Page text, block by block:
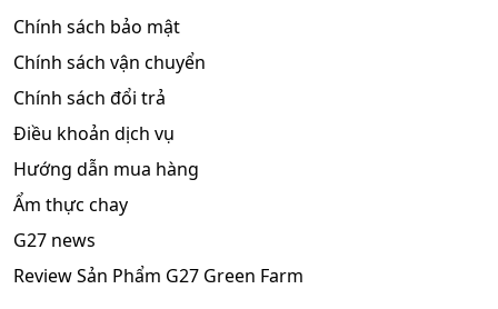
Chính sách bảo mật
Chính sách vận chuyển
Chính sách đổi trả
Điều khoản dịch vụ
Hướng dẫn mua hàng
Ẩm thực chay
G27 news
Review Sản Phẩm G27 Green Farm